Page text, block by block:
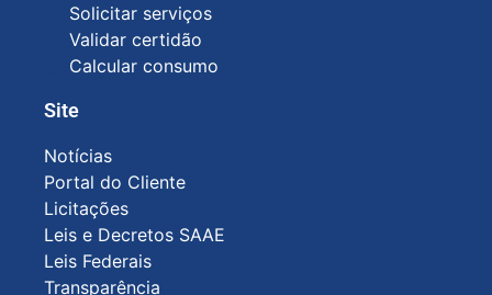
Solicitar serviços
Validar certidão
Calcular consumo
Site
Notícias
Portal do Cliente
Licitações
Leis e Decretos SAAE
Leis Federais
Transparência